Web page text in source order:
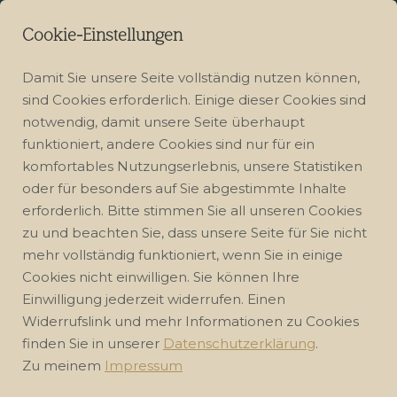
Onlinekurs:
"Pawamuktasana"
Entspannt, gestärkt und
Cookie-Einstellungen
Damit Sie unsere Seite vollständig nutzen können,
sind Cookies erforderlich. Einige dieser Cookies sind
notwendig, damit unsere Seite überhaupt
funktioniert, andere Cookies sind nur für ein
komfortables Nutzungserlebnis, unsere Statistiken
oder für besonders auf Sie abgestimmte Inhalte
erforderlich. Bitte stimmen Sie all unseren Cookies
zu und beachten Sie, dass unsere Seite für Sie nicht
mehr vollständig funktioniert, wenn Sie in einige
Cookies nicht einwilligen. Sie können Ihre
Einwilligung jederzeit widerrufen. Einen
Widerrufslink und mehr Informationen zu Cookies
finden Sie in unserer Datenschutzerklärung.
Zu meinem Impressum